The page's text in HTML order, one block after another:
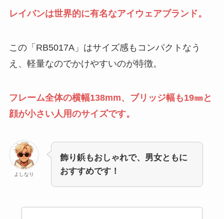
レイバンは世界的に有名なアイウェアブランド。
この「RB5017A」はサイズ感もコンパクトなう
え、軽量なのでかけやすいのが特徴。
フレーム全体の横幅138mm、ブリッジ幅も19㎜と
顔が小さい人用のサイズです。
よしなり
飾り鋲もおしゃれで、男女ともに
おすすめです！